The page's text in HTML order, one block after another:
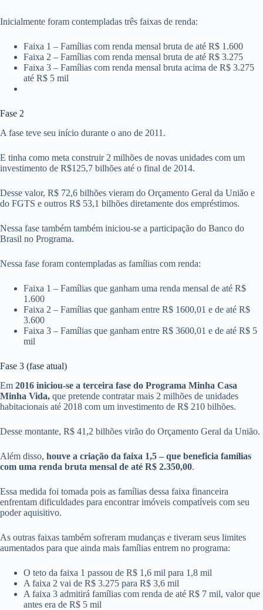
Inicialmente foram contempladas três faixas de renda:
Faixa 1 – Famílias com renda mensal bruta de até R$ 1.600
Faixa 2 – Famílias com renda mensal bruta de até R$ 3.275
Faixa 3 – Famílias com renda mensal bruta acima de R$ 3.275
até R$ 5 mil
Fase 2
A fase teve seu início durante o ano de 2011.
E tinha como meta construir 2 milhões de novas unidades com um
investimento de R$125,7 bilhões até o final de 2014.
Desse valor, R$ 72,6 bilhões vieram do Orçamento Geral da União e
do FGTS e outros R$ 53,1 bilhões diretamente dos empréstimos.
Nessa fase também também iniciou-se a participação do Banco do
Brasil no Programa.
Nessa fase foram contempladas as famílias com renda:
Faixa 1 – Famílias que ganham uma renda mensal de até R$
1.600
Faixa 2 – Famílias que ganham entre R$ 1600,01 e de até R$
3.600
Faixa 3 – Famílias que ganham entre R$ 3600,01 e de até R$ 5
mil
Fase 3 (fase atual)
Em 2016 iniciou-se a terceira fase do Programa Minha Casa
Minha Vida, que pretende contratar mais 2 milhões de unidades
habitacionais até 2018 com um investimento de R$ 210 bilhões.
Desse montante, R$ 41,2 bilhões virão do Orçamento Geral da União.
Além disso, houve a criação da faixa 1,5 – que beneficia famílias
com uma renda bruta mensal de até R$ 2.350,00.
Essa medida foi tomada pois as famílias dessa faixa financeira
enfrentam dificuldades para encontrar imóveis compatíveis com seu
poder aquisitivo.
As outras faixas também sofreram mudanças e tiveram seus limites
aumentados para que ainda mais famílias entrem no programa:
O teto da faixa 1 passou de R$ 1,6 mil para 1,8 mil
A faixa 2 vai de R$ 3.275 para R$ 3,6 mil
A faixa 3 admitirá famílias com renda de até R$ 7 mil, valor que
antes era de R$ 5 mil